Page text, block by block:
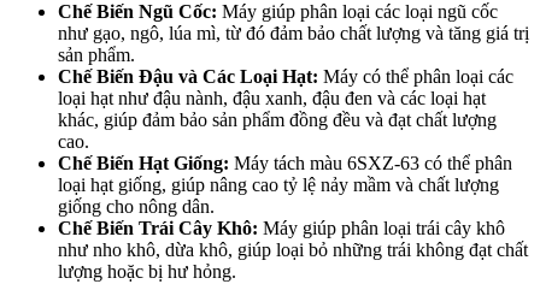
Chế Biến Ngũ Cốc: Máy giúp phân loại các loại ngũ cốc
như gạo, ngô, lúa mì, từ đó đảm bảo chất lượng và tăng giá trị
sản phẩm.
Chế Biến Đậu và Các Loại Hạt: Máy có thể phân loại các
loại hạt như đậu nành, đậu xanh, đậu đen và các loại hạt
khác, giúp đảm bảo sản phẩm đồng đều và đạt chất lượng
cao.
Chế Biến Hạt Giống: Máy tách màu 6SXZ-63 có thể phân
loại hạt giống, giúp nâng cao tỷ lệ nảy mầm và chất lượng
giống cho nông dân.
Chế Biến Trái Cây Khô: Máy giúp phân loại trái cây khô
như nho khô, dừa khô, giúp loại bỏ những trái không đạt chất
lượng hoặc bị hư hỏng.